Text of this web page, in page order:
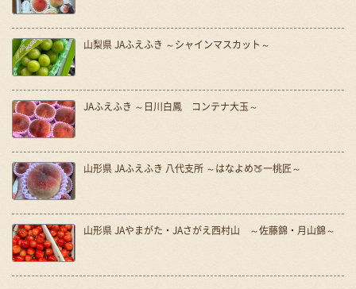
山梨県 JAふえふき ～シャインマスカット～
JAふえふき ～日川白鳳 コンテナ大玉～
山形県 JAふえふき 八代支所 ～はなよめ🍑一桃匠～
山形県 JAやまがた・JAさがえ西村山 ～佐藤錦・月山錦～